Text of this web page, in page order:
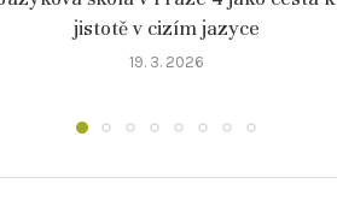
jistotě v cizím jazyce
19. 3. 2026